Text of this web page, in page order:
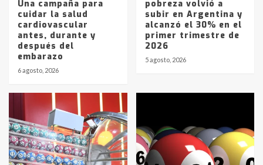
Una campaña para
cuidar la salud
cardiovascular
antes, durante y
después del
embarazo
6 agosto, 2026
pobreza volvió a
subir en Argentina y
alcanzó el 30% en el
primer trimestre de
2026
5 agosto, 2026